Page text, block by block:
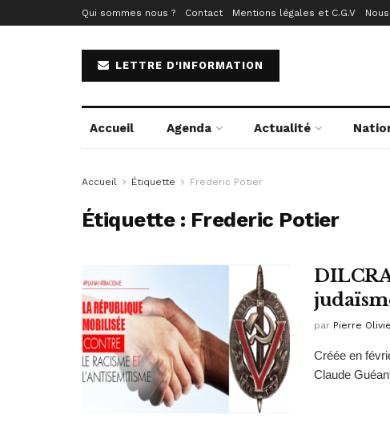
Qui sommes nous ? Contact Mentions légales et C.G.V
LETTRE D'INFORMATION
Accueil Agenda Actualité
Accueil Étiquette Frederic Potier
Étiquette : Frederic Potier
par Pierre
Créée en
Claude